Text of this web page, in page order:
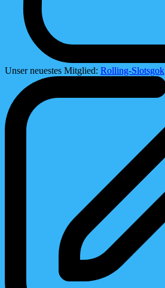
Unser neuestes Mitglied: Rolling-Slotsgok